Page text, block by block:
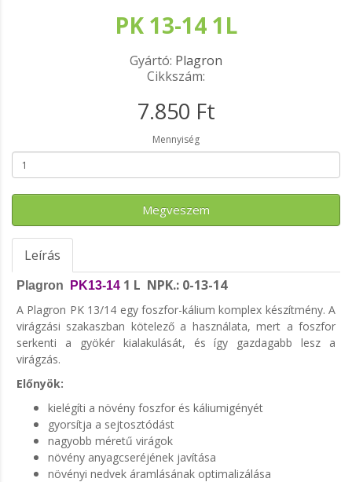
PK 13-14 1L
Gyártó: Plagron
Cikkszám:
7.850 Ft
Mennyiség
Megveszem
Leírás
Plagron PK13-14 1 L NPK.: 0-13-14
A Plagron PK 13/14 egy foszfor-kálium komplex készítmény. A
virágzási szakaszban kötelező a használata, mert a foszfor
serkenti a gyökér kialakulását, és így gazdagabb lesz a
virágzás.
Előnyök:
kielégíti a növény foszfor és káliumigényét
gyorsítja a sejtosztódást
nagyobb méretű virágok
növény anyagcseréjének javítása
növényi nedvek áramlásának optimalizálása